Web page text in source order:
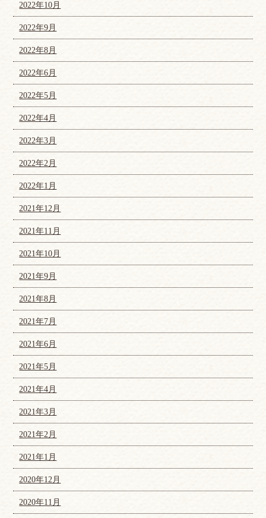
2022年10月
2022年9月
2022年8月
2022年6月
2022年5月
2022年4月
2022年3月
2022年2月
2022年1月
2021年12月
2021年11月
2021年10月
2021年9月
2021年8月
2021年7月
2021年6月
2021年5月
2021年4月
2021年3月
2021年2月
2021年1月
2020年12月
2020年11月